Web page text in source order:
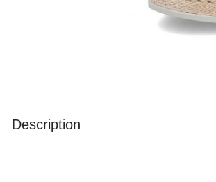
Description